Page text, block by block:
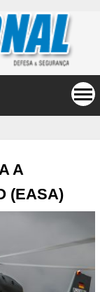
A
(EASA)